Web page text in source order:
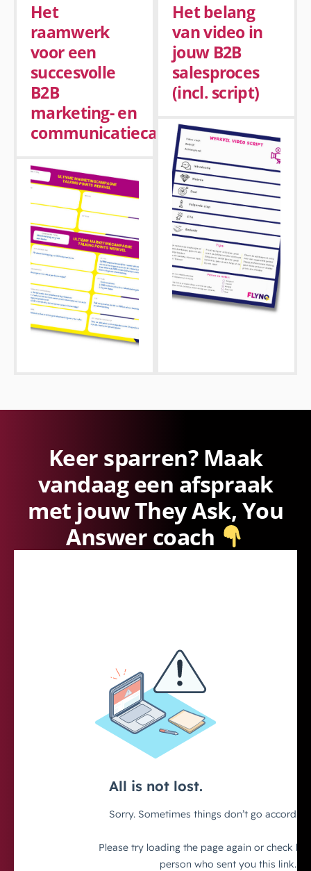
Het
raamwerk
voor een
succesvolle
B2B
marketing- en
communicatiecampagne
Het belang
van video in
jouw B2B
salesproces
(incl. script)
Keer sparren? Maak
vandaag een afspraak
met jouw They Ask, You
Answer coach